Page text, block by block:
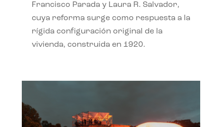
Francisco Parada y Laura R. Salvador,
cuya reforma surge como respuesta a la
rígida configuración original de la
vivienda, construida en 1920.